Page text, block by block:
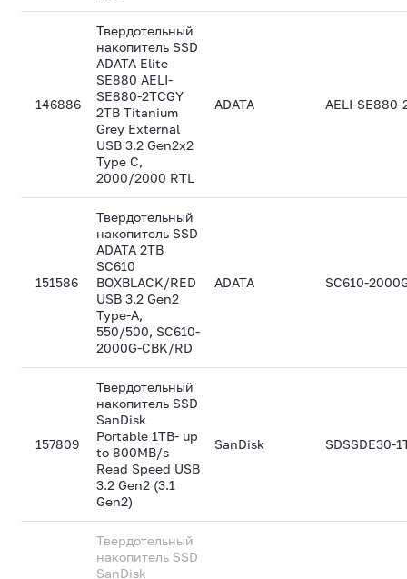
146886
Твердотельный
накопитель SSD
ADATA Elite
SE880 AELI-
SE880-2TCGY
2TB Titanium
Grey External
USB 3.2 Gen2x2
Type C,
2000/2000 RTL
ADATA AELI-SE880-
151586
Твердотельный
накопитель SSD
ADATA 2TB
SC610
BOXBLACK/RED
USB 3.2 Gen2
Type-A,
550/500, SC610-
2000G-CBK/RD
ADATA SC610-
157809
Твердотельный
накопитель SSD
SanDisk
Portable 1TB- up
to 800MB/s
Read Speed USB
3.2 Gen2 (3.1
Gen2)
SanDisk SDSSDE30-
Твердотельный
накопитель SSD
SanDisk